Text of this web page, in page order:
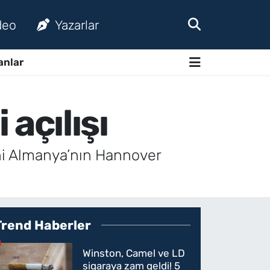
Yazarlar
Hannover
Haberler
Winston, Camel ve LD
sigaraya zam geldi! 5